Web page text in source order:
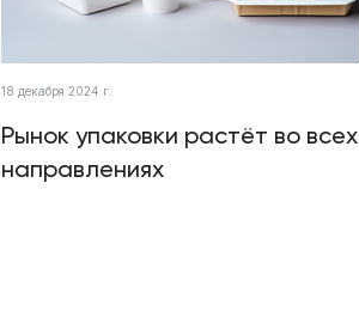
18 декабря 2024 г.
Рынок упаковки растёт во всех
направлениях